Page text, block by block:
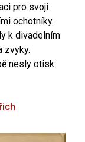
pro svoji
ochotníky.
k divadelním
zvyky.
nesly otisk